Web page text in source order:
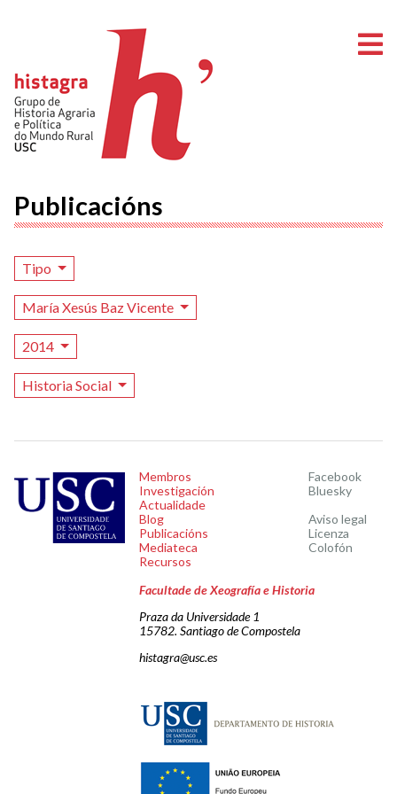
Publicacións
Tipo
María Xesús Baz Vicente
2014
Historia Social
Membros
Investigación
Actualidade
Blog
Publicacións
Mediateca
Recursos
Facebook
Bluesky
Aviso legal
Licenza
Colofón
Facultade de Xeografía e Historia
Praza da Universidade 1
15782. Santiago de Compostela
histagra@usc.es